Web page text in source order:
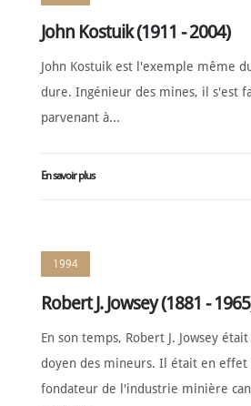
John Kostuik (1911 - 2004)
John Kostuik est l'exemple même
dure. Ingénieur des mines, il s'est
parvenant à...
En savoir plus
1994
Robert J. Jowsey (1881 -
En son temps, Robert J. Jowsey
doyen des mineurs. Il était en
fondateur de l'industrie minière